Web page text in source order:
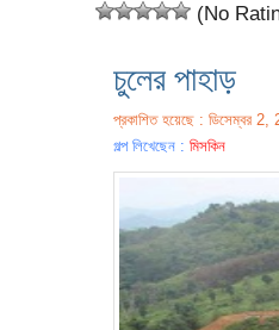
(No
চুলের পাহাড়
প্রকাশিত হয়েছে : ডিসেম্বর 2,
গল্প লিখেছেন : মিসকিন